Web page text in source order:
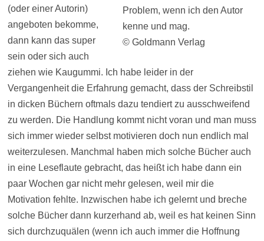
Problem, wenn ich den Autor
kenne und mag.
© Goldmann Verlag
(oder einer Autorin)
angeboten bekomme,
dann kann das super
sein oder sich auch
ziehen wie Kaugummi. Ich habe leider in der
Vergangenheit die Erfahrung gemacht, dass der Schreibstil
in dicken Büchern oftmals dazu tendiert zu ausschweifend
zu werden. Die Handlung kommt nicht voran und man muss
sich immer wieder selbst motivieren doch nun endlich mal
weiterzulesen. Manchmal haben mich solche Bücher auch
in eine Leseflaute gebracht, das heißt ich habe dann ein
paar Wochen gar nicht mehr gelesen, weil mir die
Motivation fehlte. Inzwischen habe ich gelernt und breche
solche Bücher dann kurzerhand ab, weil es hat keinen Sinn
sich durchzuquälen (wenn ich auch immer die Hoffnung